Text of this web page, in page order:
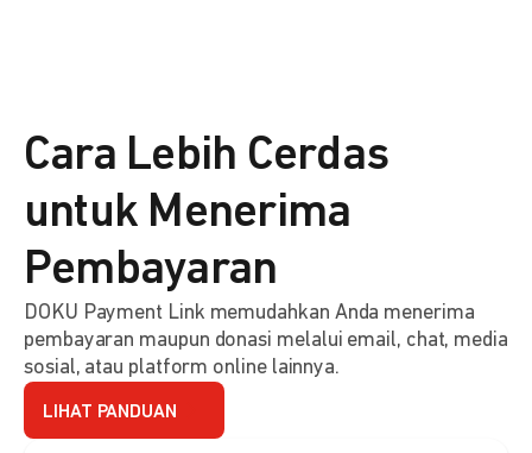
Cara Lebih Cerdas
untuk Menerima
Pembayaran
DOKU Payment Link memudahkan Anda menerima
pembayaran maupun donasi melalui email, chat, media
sosial, atau platform online lainnya.
LIHAT PANDUAN